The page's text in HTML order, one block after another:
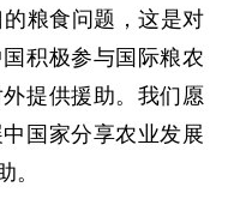
粮食问题，这是对
积极参与国际粮农
提供援助。我们愿
国家分享农业发展
。